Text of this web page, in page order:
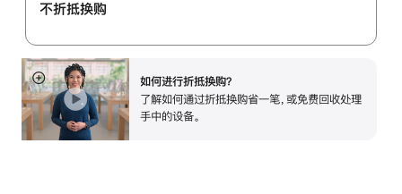
划：
不折抵换购
如何进行折抵换购？
了解如何通过折抵换购省一笔，或免费回收处理
手中的设备。
展
开